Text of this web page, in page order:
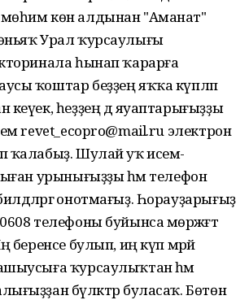
көн алдынан "Аманат"
Урал ҡурсаулығы
һынап ҡарарға
ҡоштар беҙҙең яҡҡа күпләп
кеүек, һеҙҙең дә яуаптарығыҙҙы
revet_ecopro@mail.ru электрон
ҡалабыҙ. Шулай уҡ исем-
урынығыҙҙы һәм телефон
онотмағыҙ. Һорауҙарығыҙ
телефоны буйынса мөрәжәғәт
беренсе булып, иң күп мәрәй
ҡурсаулыҡтан һәм
бүләктәр буласаҡ. Бөтөн